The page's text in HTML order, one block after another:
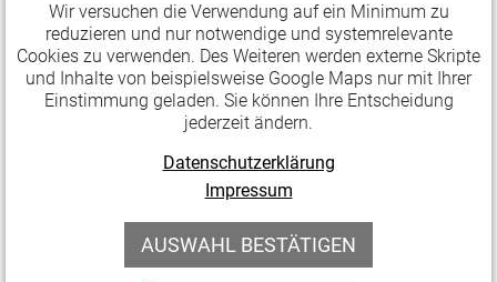
Land und Kommune ausgereicht.
In der Infoveranstaltung stellen die drei
Landesverbände LAG Soziokultur, LAG Spiel und
Theater und Thüringer Theaterverband aktuelle
Förderprogramme auf Bundes- und Landesebene vor
und geben Tipps für die Antragstellung. Der Fokus
liegt auf den Bereichen Soziokultur, Darstellende
Kunst und Ehrenamt.
Wir versuchen die Verwendung auf ein Minimum zu
reduzieren und nur notwendige und systemrelevante
Cookies zu verwenden. Des Weiteren werden externe Skripte
und Inhalte von beispielsweise Google Maps nur mit Ihrer
Einstimmung geladen. Sie können Ihre Entscheidung
jederzeit ändern.
Datenschutzerklärung
Impressum
AUSWAHL BESTÄTIGEN